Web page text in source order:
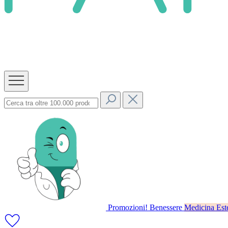
Promozioni! Benessere Medicina